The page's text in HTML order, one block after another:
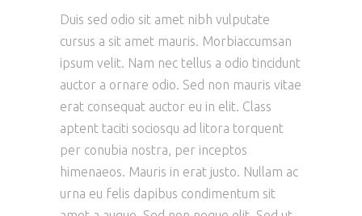
Duis sed odio sit amet nibh vulputate
cursus a sit amet mauris. Morbiaccumsan
ipsum velit. Nam nec tellus a odio tincidunt
auctor a ornare odio. Sed non mauris vitae
erat consequat auctor eu in elit. Class
aptent taciti sociosqu ad litora torquent
per conubia nostra, per inceptos
himenaeos. Mauris in erat justo. Nullam ac
urna eu felis dapibus condimentum sit